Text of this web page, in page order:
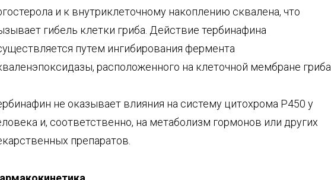
и к внутриклеточному накоплению сквалена, что
гибель клетки гриба. Действие тербинафина
путем ингибирования фермента
расположенного на клеточной мембране гриба.
не оказывает влияния на систему цитохрома Р450 у
и, соответственно, на метаболизм гормонов или других
препаратов.